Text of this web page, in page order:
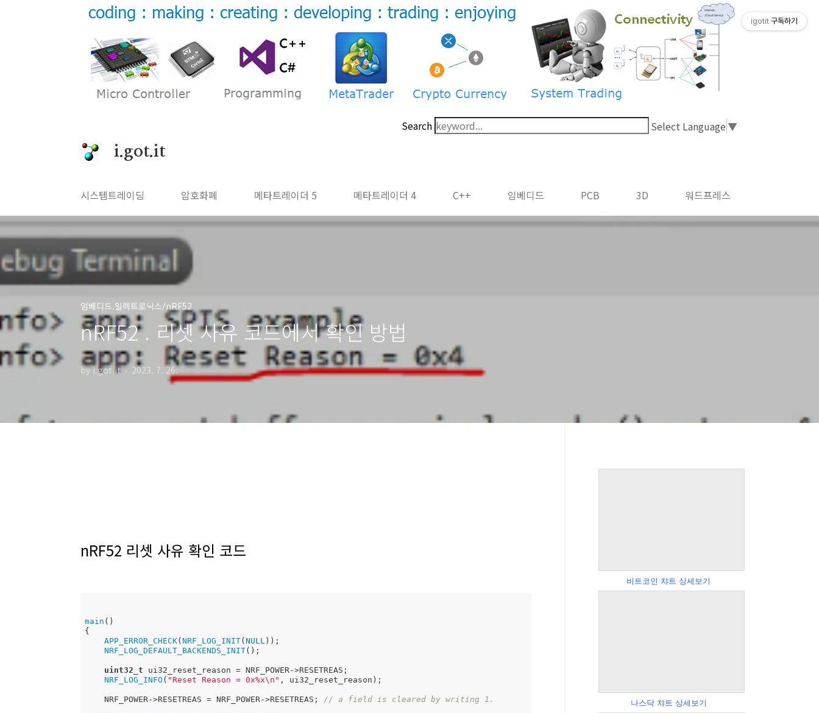
Search Select Language▼
i.got.it
시스템트레이딩 암호화폐 메타트레이더 5 메타트레이더 4 C++ 임베디드 PCB 3D 워드프레스
임베디드.일렉트로닉스/nRF52
nRF52 . 리셋 사유 코드에서 확인 방법
by i.got.it 2023. 7. 26.
nRF52 리셋 사유 확인 코드
main ()
{
APP_ERROR_CHECK(NRF_LOG_INIT(NULL ));
NRF_LOG_DEFAULT_BACKENDS_INIT();
uint32_t ui32_reset_reason = NRF_POWER->RESETREAS;
NRF_LOG_INFO ( "Reset Reason = 0x%x\n" , ui32_reset_reason);
    NRF_POWER->RESETREAS = NRF_POWER->RESETREAS;
// a field is cleared by writing 1.
비트코인 챠트 상세보기
나스닥 챠트 상세보기
igotit 구독하기